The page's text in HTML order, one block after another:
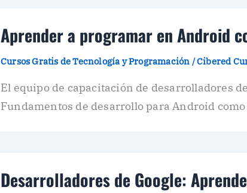
Aprender a programar en Android
Cursos Gratis de Tecnología y Programación /Cibered
El equipo de capacitación de desarrolladores
Fundamentos de desarrollo para Android
Desarrolladores de Google: